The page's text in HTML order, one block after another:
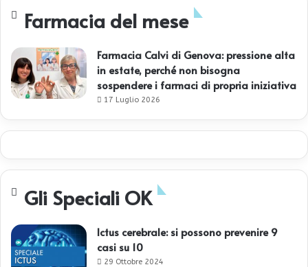
Farmacia del mese
Farmacia Calvi di Genova: pressione alta
in estate, perché non bisogna
sospendere i farmaci di propria iniziativa
17 Luglio 2026
Gli Speciali OK
Ictus cerebrale: si possono prevenire 9
casi su 10
29 Ottobre 2024